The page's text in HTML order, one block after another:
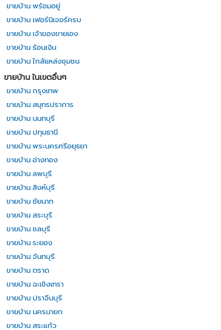
ขายบ้าน พร้อมอยู่
ขายบ้าน เฟอร์นิเจอร์ครบ
ขายบ้าน เจ้าของขายเอง
ขายบ้าน ร้อนเงิน
ขายบ้าน ใกล้แหล่งชุมชน
ขายบ้าน ในเขตอื่นๆ
ขายบ้าน กรุงเทพ
ขายบ้าน สมุทรปราการ
ขายบ้าน นนทบุรี
ขายบ้าน ปทุมธานี
ขายบ้าน พระนครศรีอยุธยา
ขายบ้าน อ่างทอง
ขายบ้าน ลพบุรี
ขายบ้าน สิงห์บุรี
ขายบ้าน ชัยนาท
ขายบ้าน สระบุรี
ขายบ้าน ชลบุรี
ขายบ้าน ระยอง
ขายบ้าน จันทบุรี
ขายบ้าน ตราด
ขายบ้าน ฉะเชิงเทรา
ขายบ้าน ปราจีนบุรี
ขายบ้าน นครนายก
ขายบ้าน สระแก้ว